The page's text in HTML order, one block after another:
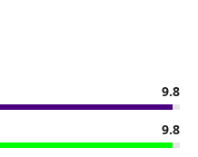
9.8
9.8